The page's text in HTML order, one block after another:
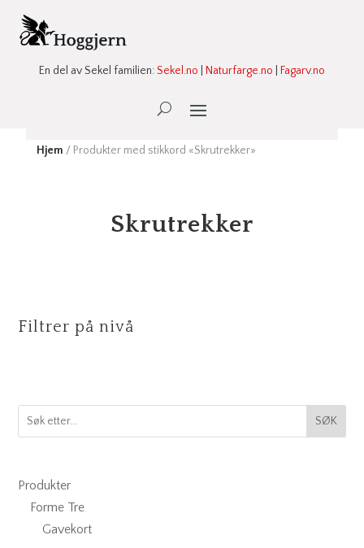
En del av Sekel familien:Sekel.no Naturfarge.no Fagarv.no
Ønskeliste -
Hjem / Produkter med stikkord «Skrutrekker»
Skrutrekker
Filtrer på nivå
SØK
Produkter
Forme Tre
Gavekort